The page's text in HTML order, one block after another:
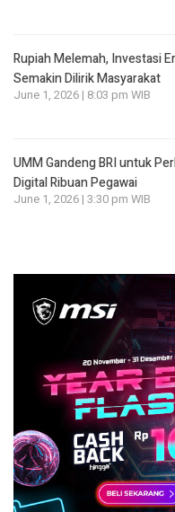
Rupiah Melemah, Investasi
Semakin Dilirik Masyarakat
June 1, 2026 | 8:03 pm WIB
UMM Gandeng BRI untuk
Digital Ribuan Pegawai
June 1, 2026 | 3:30 pm WIB